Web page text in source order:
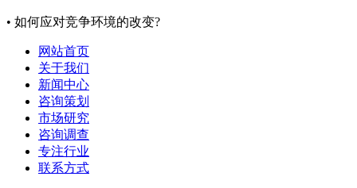
• 如何应对竞争环境的改变?
网站首页
关于我们
新闻中心
咨询策划
市场研究
咨询调查
专注行业
联系方式